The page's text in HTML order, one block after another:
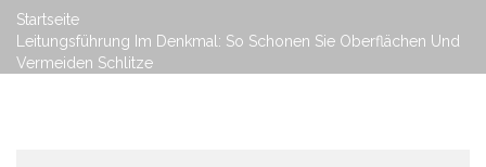
Startseite
Leitungsführung Im Denkmal: So Schonen Sie Oberflächen Und
Vermeiden Schlitze